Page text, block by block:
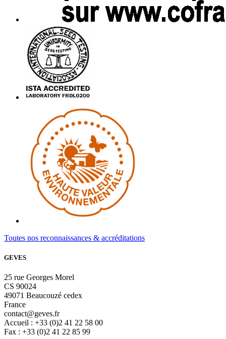
Toutes nos reconnaissances & accréditations
GEVES
25 rue Georges Morel
CS 90024
49071 Beaucouzé cedex
France
contact@geves.fr
Accueil : +33 (0)2 41 22 58 00
Fax : +33 (0)2 41 22 85 99